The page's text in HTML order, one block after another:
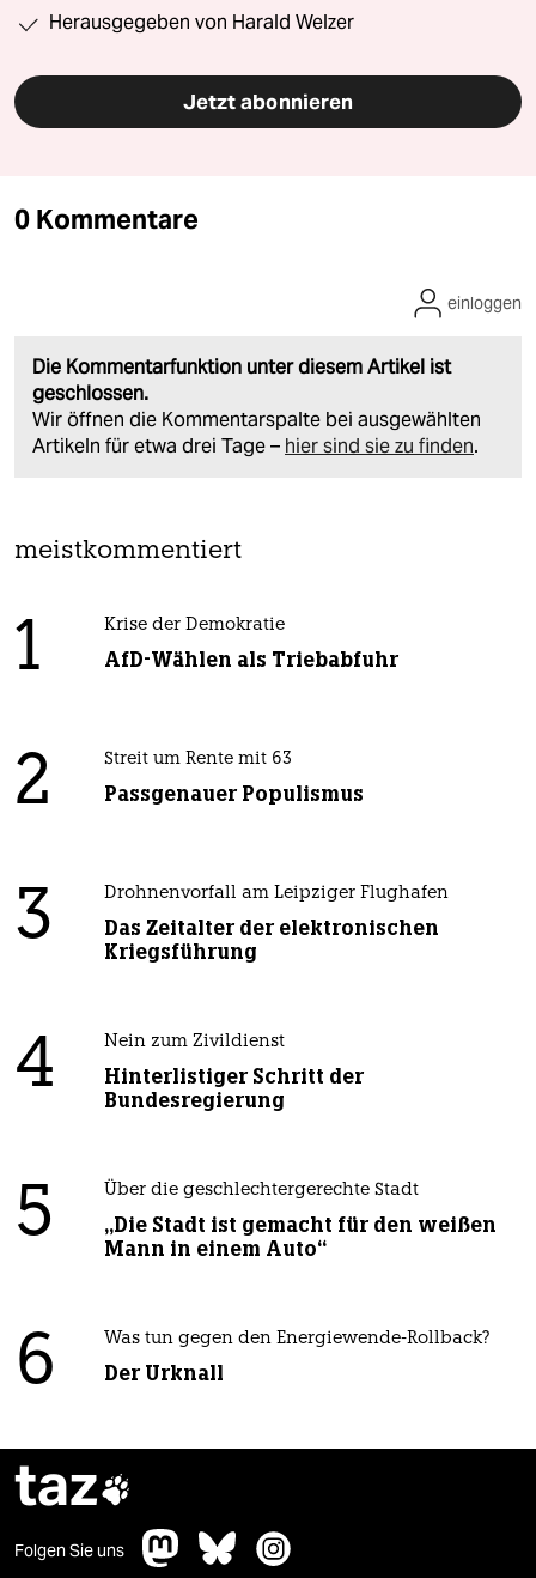
Herausgegeben von Harald Welzer
Jetzt abonnieren
0 Kommentare
Die Kommentarfunktion unter diesem Artikel ist
geschlossen.
Wir öffnen die Kommentarspalte bei ausgewählten
Artikeln für etwa drei Tage – hier sind sie zu finden.
einloggen
meistkommentiert
1 Krise der Demokratie
AfD-Wählen als Triebabfuhr
2 Streit um Rente mit 63
Passgenauer Populismus
3 Drohnenvorfall am Leipziger Flughafen
Das Zeitalter der elektronischen
Kriegsführung
4 Nein zum Zivildienst
Hinterlistiger Schritt der
Bundesregierung
5 Über die geschlechtergerechte Stadt
„Die Stadt ist gemacht für den weißen
Mann in einem Auto“
6 Was tun gegen den Energiewende-Rollback?
Der Urknall
taz
Folgen Sie uns